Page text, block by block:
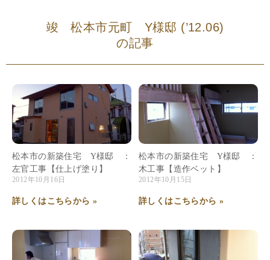
竣 松本市元町 Y様邸 (’12.06)
の記事
松本市の新築住宅 Y様邸 ：
左官工事【仕上げ塗り】
2012年10月16日
詳しくはこちらから »
松本市の新築住宅 Y様邸 ：
木工事【造作ベット】
2012年10月15日
詳しくはこちらから »